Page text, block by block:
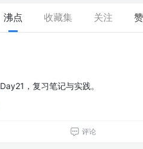
沸点 收藏集 关注 赞
Day21，复习笔记与实践。
评论